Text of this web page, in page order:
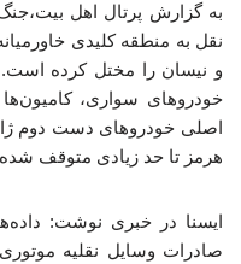
به گزارش پرتال اهل
نقل به منطقه‌ کلیدی
و نیسان را مختل کرده
خودروهای سواری،
اصلی خودروهای دست دوم
هرمز تا حد زیادی متوقف
ایسنا در خبری نوشت:
صادرات وسایل نقلیه